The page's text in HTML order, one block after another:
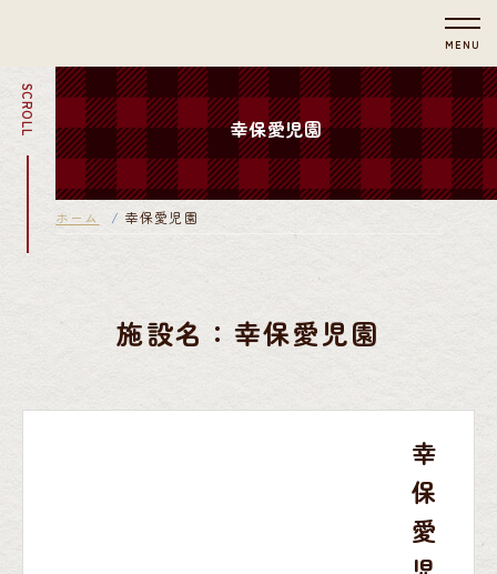
MENU
SCROLL 幸保愛児園
ホーム 幸保愛児園
施設名：幸保愛児園
幸
保
愛